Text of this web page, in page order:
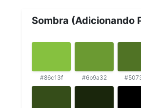
Sombra (Adicionando
#86c13f #6b9a32